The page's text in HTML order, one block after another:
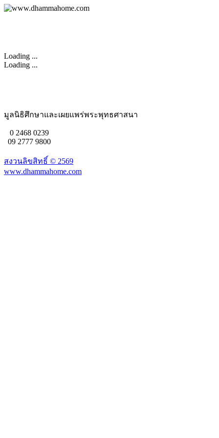
Loading ...
Loading ...
มูลนิธิศึกษาและเผยแพร่พระพุทธศาสนา
0 2468 0239
09 2777 9800
สงวนลิขสิทธิ์ © 2569
www.dhammahome.com